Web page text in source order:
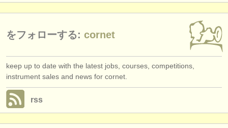
をフォローする: cornet
keep up to date with the latest jobs, courses, competitions,
instrument sales and news for cornet.
rss